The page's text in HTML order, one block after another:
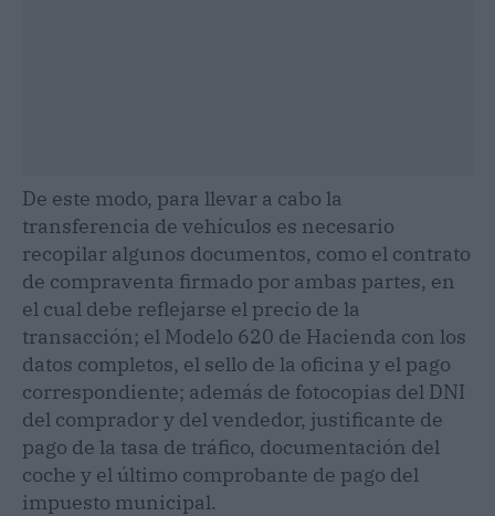
De este modo, para llevar a cabo la
transferencia de vehículos es necesario
recopilar algunos documentos, como el contrato
de compraventa firmado por ambas partes, en
el cual debe reflejarse el precio de la
transacción; el Modelo 620 de Hacienda con los
datos completos, el sello de la oficina y el pago
correspondiente; además de fotocopias del DNI
del comprador y del vendedor, justificante de
pago de la tasa de tráfico, documentación del
coche y el último comprobante de pago del
impuesto municipal.